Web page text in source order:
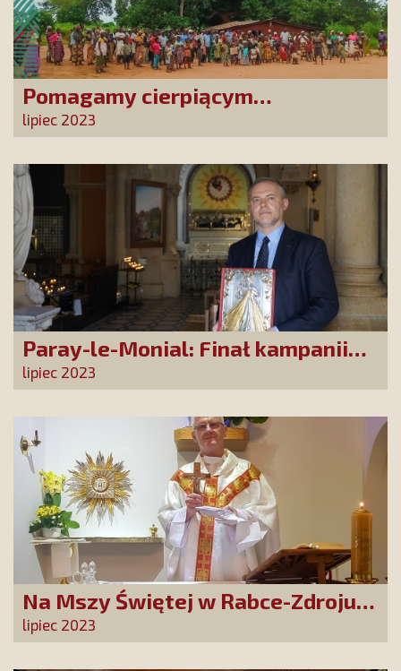
Pomagamy cierpiącym
chrześcijanom w Mozambiku!
lipiec 2023
Paray-le-Monial: Finał kampanii
„Najświętsze Serce Pana Jezusa,
poświęcam się Tobie!”
lipiec 2023
Na Mszy Świętej w Rabce-Zdroju
złożono prośby i podziękowania
naszych Przyjaciół
lipiec 2023